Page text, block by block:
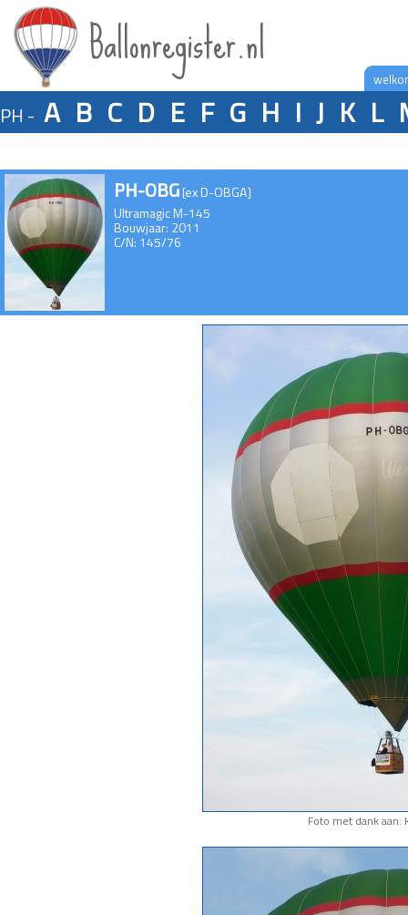
Ballonregister.nl
PH - A B C D E F G H I J K L
PH-OBG[ex D-OBGA]
Ultramagic M-145
Bouwjaar: 2011
C/N: 145/76
Foto met dank aan: